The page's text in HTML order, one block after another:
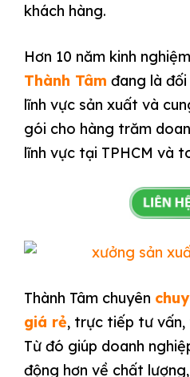
khách hàng.
Hơn 10 năm kinh
Thành Tâm đang là
lĩnh vực sản xuất và
gói cho hàng trăm
lĩnh vực tại TPHCM và
Thành Tâm chuyên
giá rẻ, trực tiếp tư
Từ đó giúp doanh
động hơn về chất